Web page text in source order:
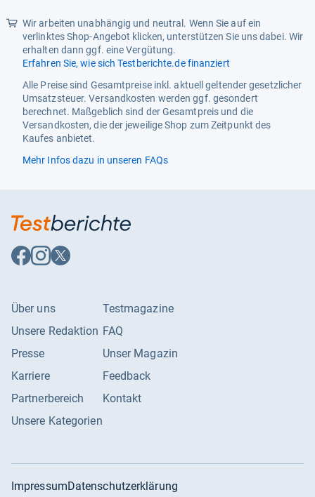
Funktionalitäten
Funktionen mech. Temperaturregelung
Energiemerkmale
Anschlusswert 90 W
Betriebsspannung 230 - 230 V
Energieeffizienzklasse E
Energieverbrauch / Jahr
Klimaklasse
Wir arbeiten unabhängig und neutral. Wenn Sie auf ein
verlinktes Shop-Angebot klicken, unterstützen Sie uns dabei. Wir
erhalten dann ggf. eine Vergütung.
Erfahren Sie, wie sich Testberichte.de finanziert
Alle Preise sind Gesamtpreise inkl. aktuell geltender gesetzlicher
Umsatzsteuer. Versandkosten werden ggf. gesondert
berechnet. Maßgeblich sind der Gesamtpreis und die
Versandkosten, die der jeweilige Shop zum Zeitpunkt des
Kaufes anbietet.
Mehr Infos dazu in unseren FAQs
Auf
Facebook
Auf
Instagram
Auf
X
Über uns
Unsere Redaktion
Presse
Karriere
Partnerbereich
Unsere Kategorien
Testmagazine
FAQ
Unser Magazin
Feedback
Kontakt
ImpressumDatenschutzerklärung